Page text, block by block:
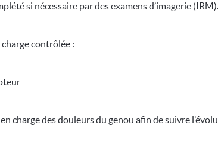
si nécessaire par des examens d’imagerie (IRM).
contrôlée :
charge des douleurs du genou afin de suivre